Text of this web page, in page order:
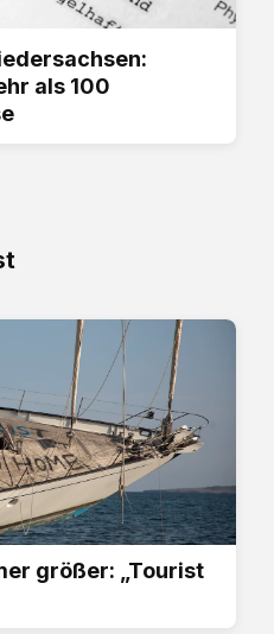
als 100
größer: „Tourist